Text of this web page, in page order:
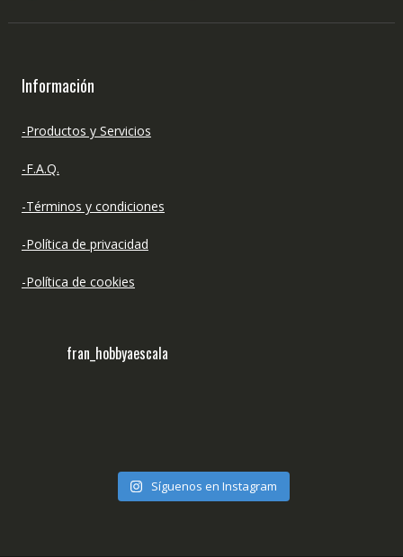
Información
-Productos y Servicios
-F.A.Q.
-Términos y condiciones
-Política de privacidad
-Política de cookies
fran_hobbyaescala
Síguenos en Instagram